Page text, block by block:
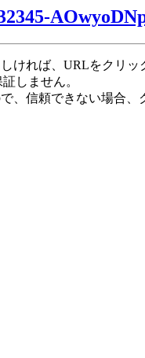
ければ、URLをクリ
しません。
、信頼できない場合、